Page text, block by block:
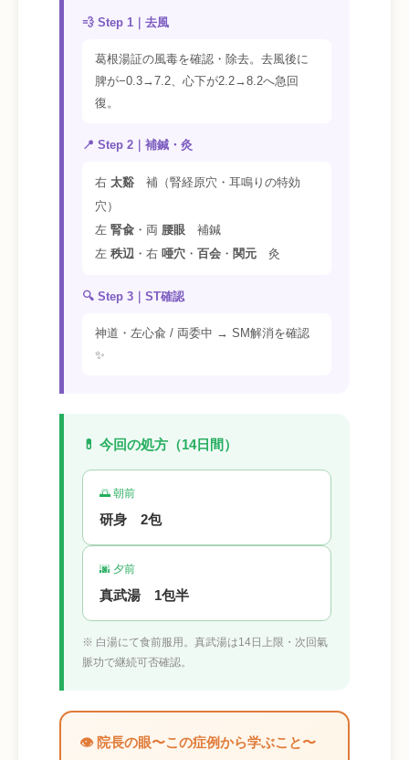
💨 Step 1｜去風
葛根湯証の風毒を確認・除去。去風後に
脾が−0.3→7.2、心下が2.2→8.2へ急回
復。
📍 Step 2｜補鍼・灸
右 太谿 補（腎経原穴・耳鳴りの特効
穴）
左 腎兪 ・両 腰眼 補鍼
左 秩辺 ・右 唖穴 ・ 百会 ・ 関元 灸
🔍 Step 3｜ST確認
神道・左心兪 / 両委中 → SM解消を確認
✨
💊 今回の処方（14日間）
🌅 朝前
研身 2包
🌆 夕前
真武湯 1包半
※ 白湯にて食前服用。真武湯は14日上限・次回氣
脈功で継続可否確認。
👁️ 院長の眼〜この症例から学ぶこと〜